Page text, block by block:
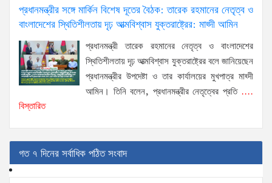
প্রধানমন্ত্রীর সঙ্গে মার্কিন বিশেষ দূতের বৈঠক: তারেক রহমানের নেতৃত্ব ও
বাংলাদেশের স্থিতিশীলতায় দৃঢ় আত্মবিশ্বাস যুক্তরাষ্ট্রের: মাহ্দী আমিন
প্রধানমন্ত্রী তারেক রহমানের নেতৃত্ব ও বাংলাদেশের
স্থিতিশীলতায় দৃঢ় আত্মবিশ্বাস যুক্তরাষ্ট্রের বলে জানিয়েছেন
প্রধানমন্ত্রীর উপদেষ্টা ও তার কার্যালয়ের মুখপাত্র মাহ্দী
আমিন। তিনি বলেন, প্রধানমন্ত্রীর নেতৃত্বের প্রতি....
বিস্তারিত
গত ৭ দিনের সর্বাধিক পঠিত সংবাদ